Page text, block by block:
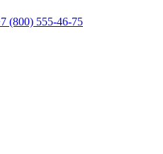
(800) 555-46-75